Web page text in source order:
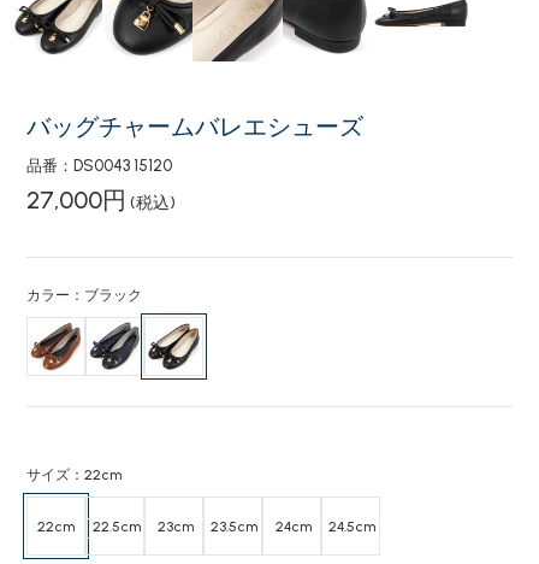
バッグチャームバレエシューズ
品番：DS0043 15120
27,000円 (税込)
カラー：ブラック
サイズ：22cm
22cm 22.5cm 23cm 23.5cm 24cm 24.5cm